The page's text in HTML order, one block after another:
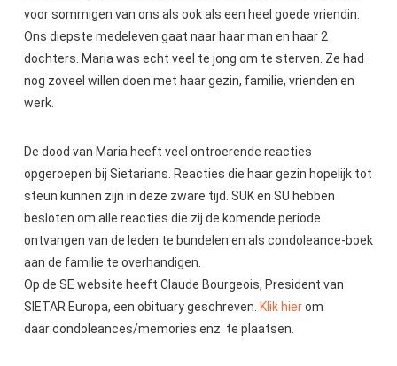
voor sommigen van ons als ook als een heel goede vriendin.
Ons diepste medeleven gaat naar haar man en haar 2
dochters. Maria was echt veel te jong om te sterven. Ze had
nog zoveel willen doen met haar gezin, familie, vrienden en
werk.
De dood van Maria heeft veel ontroerende reacties
opgeroepen bij Sietarians. Reacties die haar gezin hopelijk tot
steun kunnen zijn in deze zware tijd. SUK en SU hebben
besloten om alle reacties die zij de komende periode
ontvangen van de leden te bundelen en als condoleance-boek
aan de familie te overhandigen.
Op de SE website heeft Claude Bourgeois, President van
SIETAR Europa, een obituary geschreven. Klik hierom
daar condoleances/memories enz. te plaatsen.